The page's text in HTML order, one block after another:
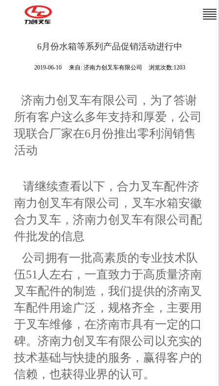
6月份水箱等系列产品促销活动进行中
2019-06-10 来自: 济南力创叉车有限公司 浏览次数:1203
济南力创叉车有限公司，为了答谢
所有客户这么多年支持和厚爱，公司
现联合厂家在6月份推出零利润销售
活动
请继续查看以下，合力叉车配件济
南力创叉车有限公司，叉车水箱安徽
合力叉车，济南力创叉车有限公司配
件批发的信息
公司拥有一批高素质的专业技术队
伍51人左右，一直致力于高质量济南
叉车配件的制造，我们提供的济南叉
车配件用途广泛，规格齐全，主要用
于叉车维修，在济南市具有一定的口
碑。济南力创叉车有限公司 以充实的
技术基础与快捷的服务，赢得客户的
信赖，也获得业界的认可。